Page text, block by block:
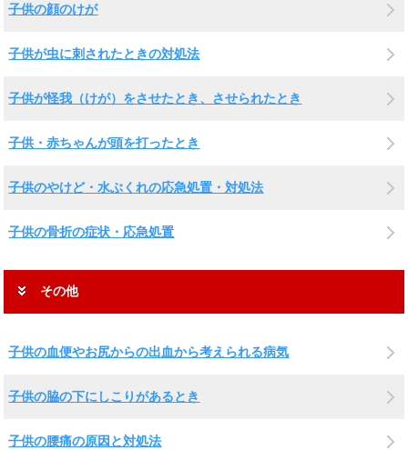
子供の顔のけが
子供が虫に刺されたときの対処法
子供が怪我（けが）をさせたとき、させられたとき
子供・赤ちゃんが頭を打ったとき
子供のやけど・水ぶくれの応急処置・対処法
子供の骨折の症状・応急処置
その他
子供の血便やお尻からの出血から考えられる病気
子供の脇の下にしこりがあるとき
子供の腰痛の原因と対処法